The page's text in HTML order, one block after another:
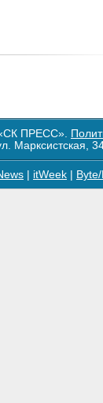
ПРЕСС».
Марксистская,
itWeek